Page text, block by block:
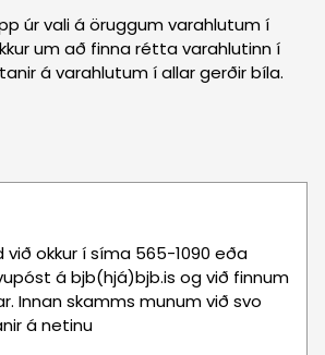
úr vali á öruggum varahlutum í
um að finna rétta varahlutinn í
á varahlutum í allar gerðir bíla.
okkur í síma 565-1090 eða
á bjb(hjá)bjb.is og við finnum
Innan skamms munum við svo
á netinu